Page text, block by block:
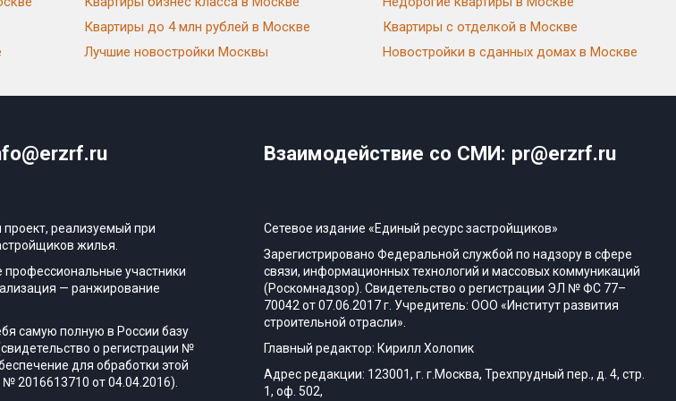
Квартиры до 4 млн рублей в Москве
Лучшие новостройки Москвы
Квартиры с отделкой в Москве
Новостройки в сданных домах в Москве
Взаимодействие со СМИ: pr@erzrf.ru
реализуемый при
жилья.
участники
— ранжирование
самую полную в России базу
о регистрации №
для обработки этой
2016613710 от 04.04.2016).
Сетевое издание «Единый ресурс застройщиков»
Зарегистрировано Федеральной службой по надзору в сфере
связи, информационных технологий и массовых коммуникаций
(Роскомнадзор). Свидетельство о регистрации ЭЛ № ФС 77–
70042 от 07.06.2017 г. Учредитель: ООО «Институт развития
строительной отрасли».
Главный редактор: Кирилл Холопик
Адрес редакции: 123001, г. г.Москва, Трехпрудный пер., д. 4, стр.
1, оф. 502,